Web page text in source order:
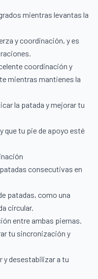
mientras levantas la
y coordinación, y es
coordinación y
mientras mantienes la
la patada y mejorar tu
que tu pie de apoyo esté
consecutivas en
patadas, como una
circular.
entre ambas piernas.
tu sincronización y
y desestabilizar a tu